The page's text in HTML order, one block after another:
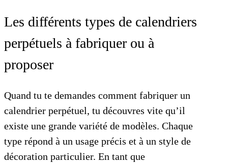
Les différents types de calendriers
perpétuels à fabriquer ou à
proposer
Quand tu te demandes comment fabriquer un
calendrier perpétuel, tu découvres vite qu’il
existe une grande variété de modèles. Chaque
type répond à un usage précis et à un style de
décoration particulier. En tant que